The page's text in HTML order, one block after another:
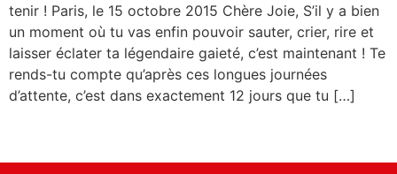
tenir ! Paris, le 15 octobre 2015 Chère Joie, S’il y a bien
un moment où tu vas enfin pouvoir sauter, crier, rire et
laisser éclater ta légendaire gaieté, c’est maintenant ! Te
rends-tu compte qu’après ces longues journées
d’attente, c’est dans exactement 12 jours que tu […]